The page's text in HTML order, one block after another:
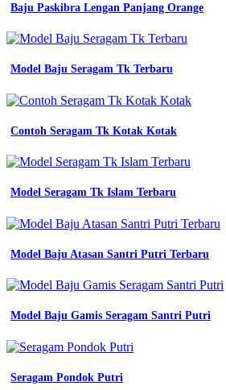
putih
asn
pdh
panjang
indonesia
baju
pdh
pria
terbaru
seragam
putih
pria
baju
pendek
kemeja
putih
Baju Paskibra Lengan Panjang Orange
Model Baju Seragam Tk Terbaru
Contoh Seragam Tk Kotak Kotak
Model Seragam Tk Islam Terbaru
Model Baju Atasan Santri Putri Terbaru
Model Baju Gamis Seragam Santri Putri
Seragam Pondok Putri